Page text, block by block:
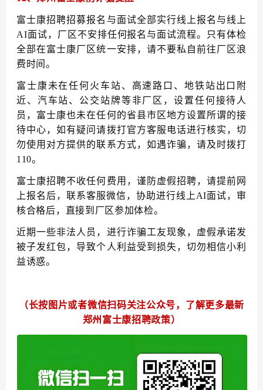
富士康招聘招募报名与面试全部实行线上报名与线上
AI面试，厂区不安排任何报名与面试流程。只有体检
全部在富士康厂区统一安排，请不要私自前往厂区浪
费时间。
富士康未在任何火车站、高速路口、地铁站出口附
近、汽车站、公交站牌等非厂区，设置任何接待人
员，富士康也未在任何的省县市区地方设置所谓的接
待中心，如有疑问请拨打官方客服电话进行核实，切
勿使用对方提供的联系方式，如遇诈骗，请及时拨打
110。
富士康招聘不收任何费用，谨防虚假招聘，请提前网
上报名后，联系客服微信，协助进行线上AI面试，审
核合格后，直接到厂区参加体检。
近期一些非法人员，进行诈骗工友现象，虚假承诺发
被子发红包，导致个人利益受到损失，切勿相信小利
益诱惑。
（长按图片或者微信扫码关注公众号，了解更多最新
郑州富士康招聘政策）